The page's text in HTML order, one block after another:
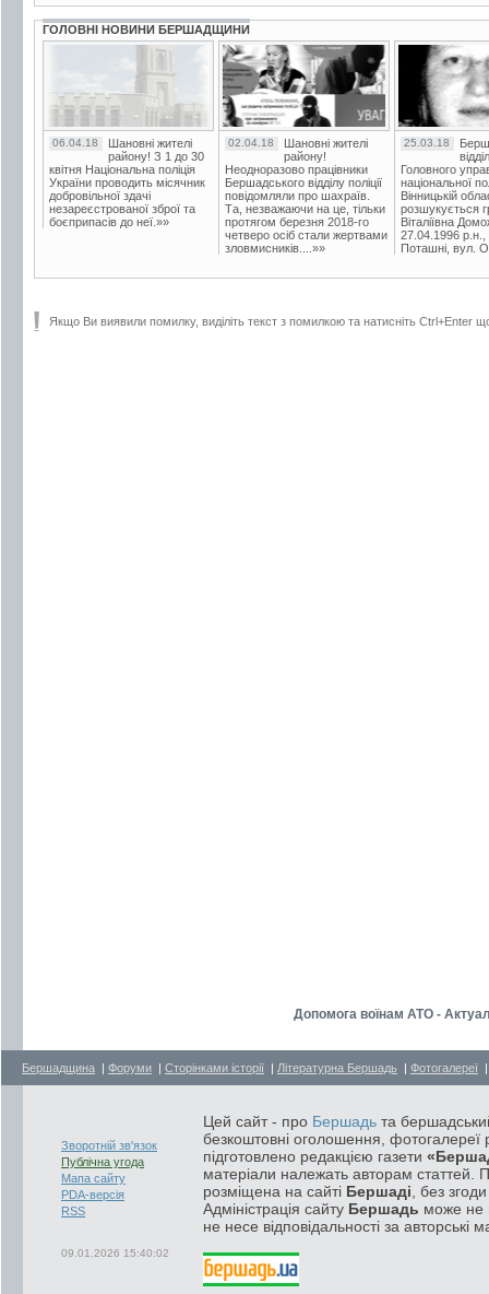
ГОЛОВНІ НОВИНИ БЕРШАДЩИНИ
06.04.18
Шановні жителі
району! З 1 до 30
квітня Національна поліція
України проводить місячник
добровільної здачі
незареєстрованої зброї та
боєприпасів до неї.»»
02.04.18
Шановні жителі
району!
Неодноразово працівники
Бершадського відділу поліції
повідомляли про шахраїв.
Та, незважаючи на це, тільки
протягом березня 2018-го
четверо осіб стали жертвами
зловмисників....»»
25.03.18
Головного
національної
Вінницькій
розшукується
Віталіївна
27.04.1996 р.н.,
Поташні, вул.
Якщо Ви виявили помилку, виділіть текст з помилкою та натисніть Ctrl+Enter
Допомога воїнам АТО -
Бершадщина | Форуми | Сторінками історії | Літературна Бершадь | Фотогалереї
Зворотній зв'язок
Публічна угода
Мапа сайту
PDA-версія
RSS
09.01.2026 15:40:02
Цей сайт - про Бершадь та
безкоштовні оголошення, фотогалереї
підготовлено редакцією газети
матеріали належать авторам статтей.
розміщена на сайті Бершаді , без
Адміністрація сайту Бершадь може не
не несе відповідальності за авторські